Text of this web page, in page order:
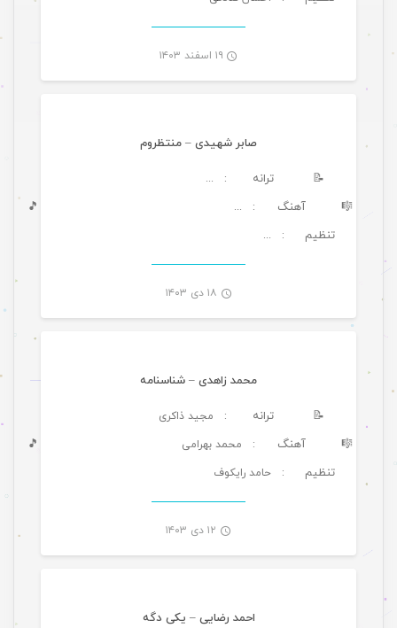
۱۹ اسفند ۱۴۰۳
صابر شهیدی – منتظروم
📝 ترانه : ...
🎼 آهنگ : ...
🎵
تنظیم
: ...
۱۸ دی ۱۴۰۳
محمد زاهدی – شناسنامه
📝 ترانه : مجید ذاکری
🎼 آهنگ : محمد بهرامی
🎵
تنظیم
: حامد رایکوف
۱۲ دی ۱۴۰۳
احمد رضایی – یکی دگه